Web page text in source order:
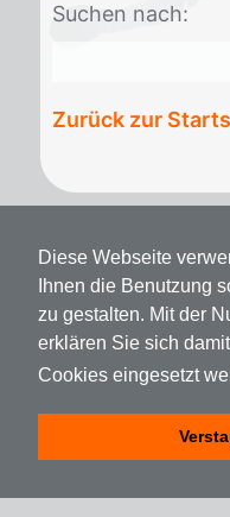
Diese Webseite
Ihnen die Benutzung
zu gestalten. Mit der
erklären Sie sich
Cookies eingesetzt
Suchen nach:
Zurück zur
Datenschutz